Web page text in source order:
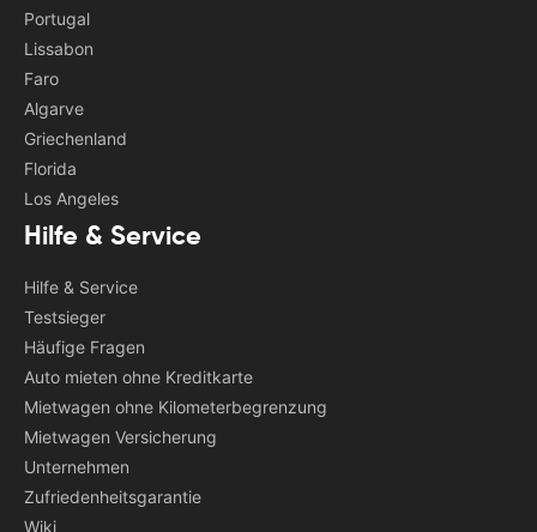
Portugal
Lissabon
Faro
Algarve
Griechenland
Florida
Los Angeles
Hilfe & Service
Hilfe & Service
Testsieger
Häufige Fragen
Auto mieten ohne Kreditkarte
Mietwagen ohne Kilometerbegrenzung
Mietwagen Versicherung
Unternehmen
Zufriedenheitsgarantie
Wiki